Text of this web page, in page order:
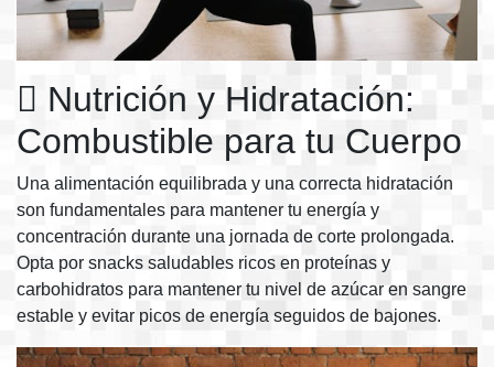
Nutrición y Hidratación:
Combustible para tu Cuerpo
Una alimentación equilibrada y una correcta hidratación
son fundamentales para mantener tu energía y
concentración durante una jornada de corte prolongada.
Opta por snacks saludables ricos en proteínas y
carbohidratos para mantener tu nivel de azúcar en sangre
estable y evitar picos de energía seguidos de bajones.